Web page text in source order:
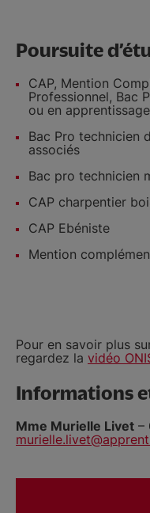
Poursuite
CAP, Mention
Professionnel, Bac
ou en
Bac Pro technicien
associés
Bac pro technicien
CAP charpentier
CAP Ebéniste
Mention
Pour en savoir plus
regardez la vidéo
Informations
Mme Murielle Livet –